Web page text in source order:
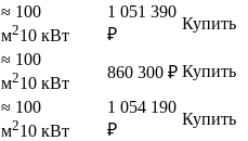
≈ 100
м210 кВт
1 051 390
₽
Купить
≈ 100
м210 кВт
860 300 ₽ Купить
≈ 100
м210 кВт
1 054 190
₽
Купить